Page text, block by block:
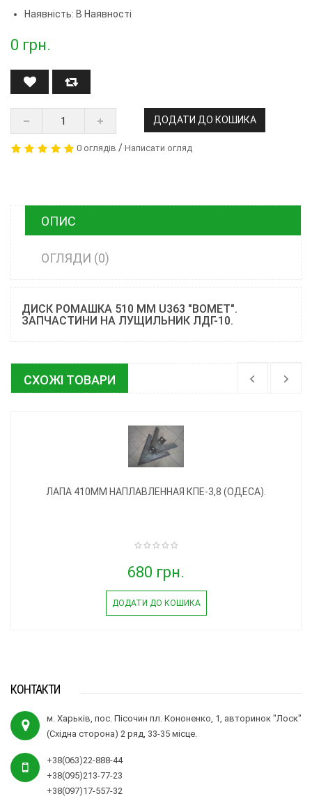
Наявність: В Наявності
0 грн.
ДОДАТИ ДО КОШИКА
0 оглядів / Написати огляд
ОПИС
ОГЛЯДИ (0)
ДИСК РОМАШКА 510 ММ U363 "BOMET".
ЗАПЧАСТИНИ НА ЛУЩИЛЬНИК ЛДГ-10.
СХОЖІ ТОВАРИ
ЛАПА 410ММ НАПЛАВЛЕННАЯ КПЕ-3,8 (ОДЕСА).
680 грн.
ДОДАТИ ДО КОШИКА
КОНТАКТИ
м. Харьків, пос. Пісочин пл. Кононенко, 1, авторинок "Лоск"
(Східна сторона) 2 ряд, 33-35 місце.
+38(063)22-888-44
+38(095)213-77-23
+38(097)17-557-32